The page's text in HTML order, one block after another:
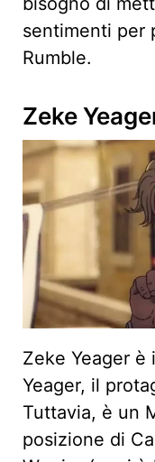
sentimenti per
Rumble.
Zeke
Zeke Yeager è
Yeager, il
Tuttavia, è un
posizione di